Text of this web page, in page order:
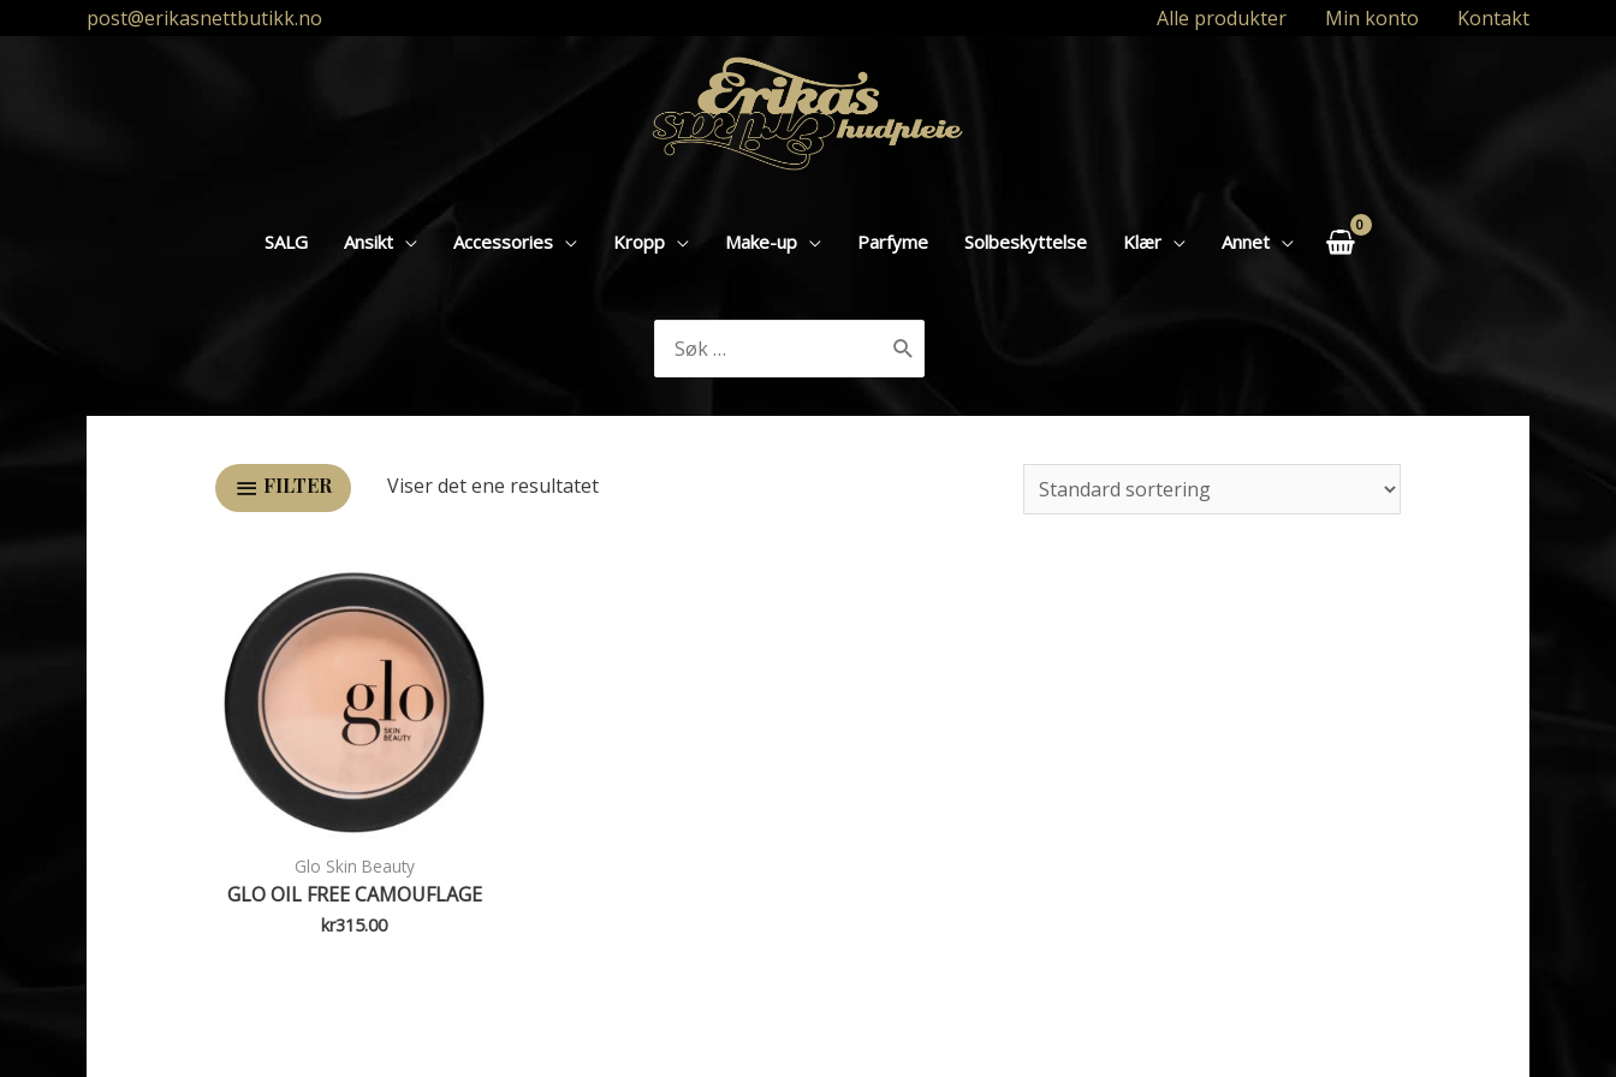
post@erikasnettbutikk.no Alle produkter Min konto Kontakt
SALG Ansikt Accessories Kropp Make-up Parfyme Solbeskyttelse Klær Annet
etter:
FILTER Viser det ene resultatet
Glo Skin Beauty
GLO OIL FREE CAMOUFLAGE
kr315.00